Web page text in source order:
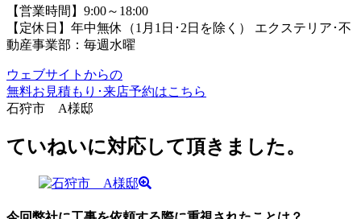
【営業時間】9:00～18:00
【定休日】年中無休（1月1日･2日を除く） エクステリア･不
動産事業部：毎週水曜
ウェブサイトからの
無料お見積もり･来店予約はこちら
石狩市 A様邸
ていねいに対応して頂きました。